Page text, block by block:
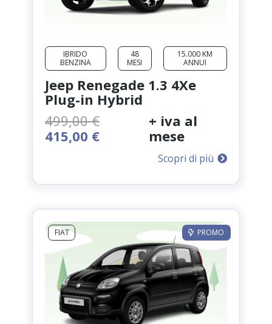
IBRIDO
BENZINA
48
MESI
15.000 KM
ANNUI
Jeep Renegade 1.3 4Xe
Plug-in Hybrid
499,00€
Il
era:
415,00 €Il
è:
+ iva al
mese
Scopri di più
FIAT PROMO